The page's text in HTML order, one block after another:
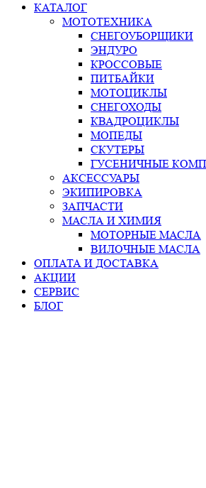
КАТАЛОГ
МОТОТЕХНИКА
СНЕГОУБОРЩИКИ
ЭНДУРО
КРОССОВЫЕ
ПИТБАЙКИ
МОТОЦИКЛЫ
СНЕГОХОДЫ
КВАДРОЦИКЛЫ
МОПЕДЫ
СКУТЕРЫ
ГУСЕНИЧНЫЕ
АКСЕССУАРЫ
ЭКИПИРОВКА
ЗАПЧАСТИ
МАСЛА И ХИМИЯ
МОТОРНЫЕ МАСЛА
ВИЛОЧНЫЕ МАСЛА
ОПЛАТА И ДОСТАВКА
АКЦИИ
СЕРВИС
БЛОГ